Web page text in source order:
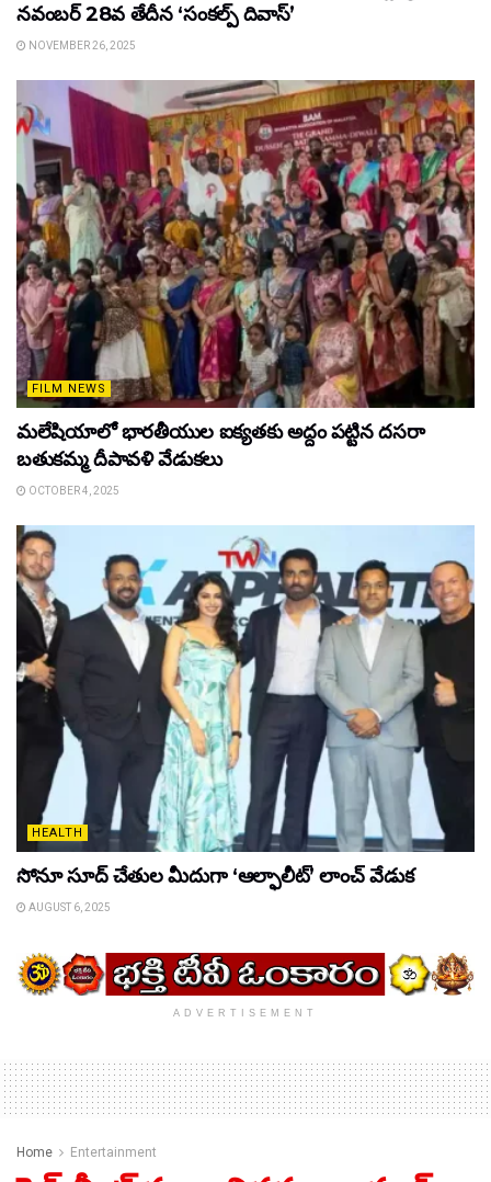
నవంబర్ 28వ తేదీన ‘సంకల్ప్ దివాస్’
NOVEMBER 26, 2025
FILM NEWS
మలేషియాలో భారతీయుల ఐక్యతకు అద్దం పట్టిన దసరా
బతుకమ్మ దీపావళి వేడుకలు
OCTOBER 4, 2025
HEALTH
సోనూ సూద్ చేతుల మీదుగా ‘ఆల్ఫాలీట్’ లాంచ్ వేడుక
AUGUST 6, 2025
ADVERTISEMENT
Home Entertainment